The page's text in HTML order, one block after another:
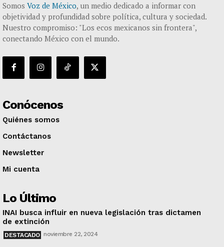
Somos Voz de México, un medio dedicado a informar con
objetividad y profundidad sobre política, cultura y sociedad.
Nuestro compromiso: "Los ecos mexicanos sin frontera",
conectando México con el mundo.
Conócenos
Quiénes somos
Contáctanos
Newsletter
Mi cuenta
Lo Último
INAI busca influir en nueva legislación tras dictamen
de extinción
DESTACADO noviembre 22, 2024